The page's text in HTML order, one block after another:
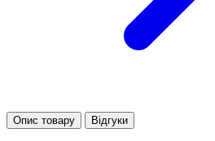
Опис товару Відгуки